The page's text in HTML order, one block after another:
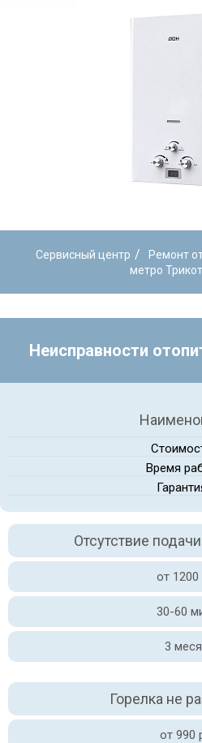
Сервисный центр / Ремонт
метро
Неисправности
Время
Отсутствие
от 1200
30-60
3
Горелка не
от 990